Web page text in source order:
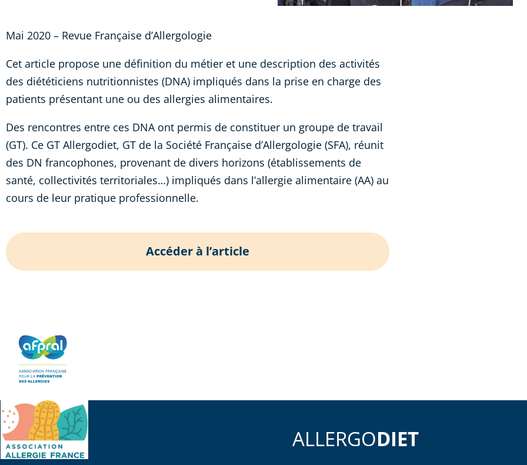
Mai 2020 – Revue Française d’Allergologie
Cet article propose une définition du métier et une description des activités
des diététiciens nutritionnistes (DNA) impliqués dans la prise en charge des
patients présentant une ou des allergies alimentaires.
Des rencontres entre ces DNA ont permis de constituer un groupe de travail
(GT). Ce GT Allergodiet, GT de la Société Française d’Allergologie (SFA), réunit
des DN francophones, provenant de divers horizons (établissements de
santé, collectivités territoriales…) impliqués dans l’allergie alimentaire (AA) au
cours de leur pratique professionnelle.
Accéder à l’article
ALLERGODIET